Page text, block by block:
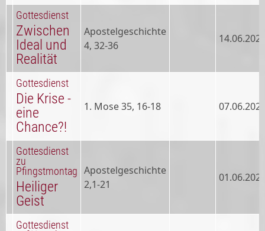
Gottesdienst
Zwischen
Ideal und
Realität
Apostelgeschichte
4, 32-36
Gottesdienst
Die Krise -
eine
Chance?!
1. Mose 35, 16-18
Gottesdienst
zu
Pfingstmontag
Heiliger
Geist
Apostelgeschichte
2,1-21
Gottesdienst